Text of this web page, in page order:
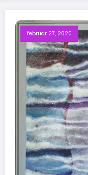
februar 27, 2020